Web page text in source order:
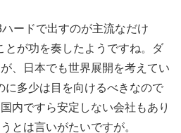
ードで出すのが主流なだけ
とが功を奏したようですね。ダ
、日本でも世界展開を考えてい
に多少は目を向けるべきなので
内ですら安定しない会社もあり
とは言いがたいですが。